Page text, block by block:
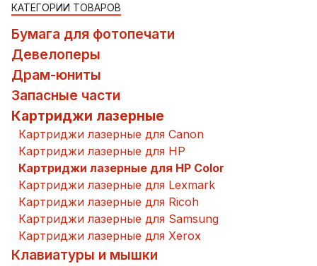
КАТЕГОРИИ ТОВАРОВ
Бумага для фотопечати
Девелоперы
Драм-юниты
Запасные части
Картриджи лазерные
Картриджи лазерные для Canon
Картриджи лазерные для HP
Картриджи лазерные для HP Color
Картриджи лазерные для Lexmark
Картриджи лазерные для Ricoh
Картриджи лазерные для Samsung
Картриджи лазерные для Xerox
Клавиатуры и мышки